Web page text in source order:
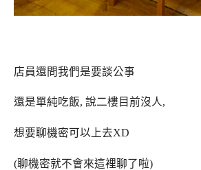
店員還問我們是要談公事
還是單純吃飯, 說二樓目前沒人,
想要聊機密可以上去XD
(聊機密就不會來這裡聊了啦)